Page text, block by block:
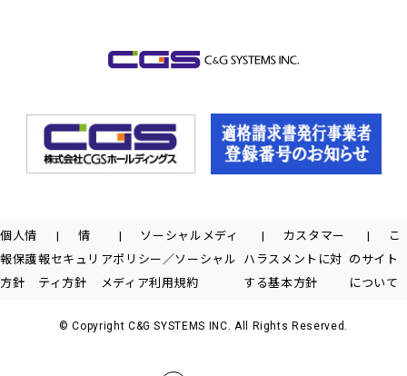
個人情
報保護
方針
情
報セキュリ
ティ方針
ソーシャルメディ
アポリシー／ソーシャル
メディア利用規約
カスタマー
ハラスメントに対
する基本方針
こ
のサイト
について
© Copyright C&G SYSTEMS INC. All Rights Reserved.